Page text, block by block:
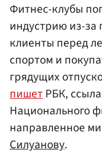
Фитнес-клубы
индустрию из-за
клиенты перед
спортом и
грядущих
пишетРБК,
Национального
направленное
Силуанову.